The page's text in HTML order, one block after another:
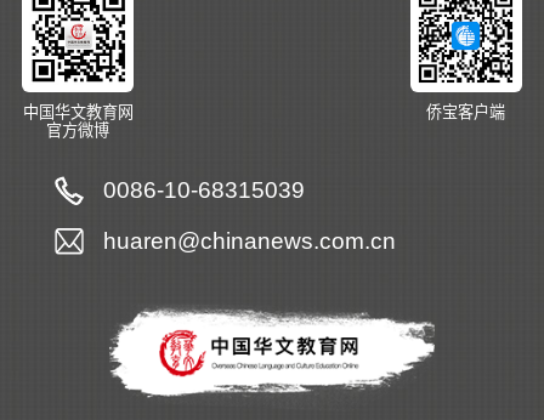
中国华文教育网
官方微博
侨宝客户端
0086-10-68315039
huaren@chinanews.com.cn